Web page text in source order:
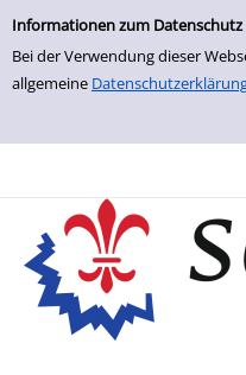
Einfache Suche
Informationen zum Datenschutz
Bei der Verwendung dieser
allgemeine
Zur Detailanzeige springen